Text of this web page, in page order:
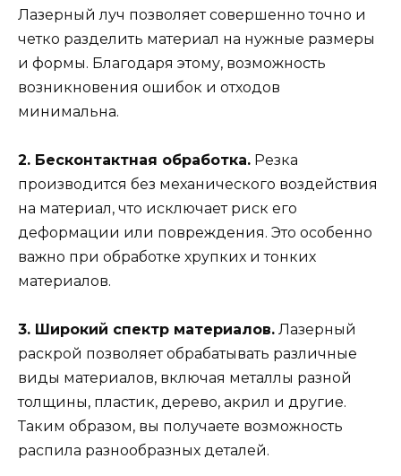
Лазерный луч позволяет совершенно точно и
четко разделить материал на нужные размеры
и формы. Благодаря этому, возможность
возникновения ошибок и отходов
минимальна.
2. Бесконтактная обработка. Резка
производится без механического воздействия
на материал, что исключает риск его
деформации или повреждения. Это особенно
важно при обработке хрупких и тонких
материалов.
3. Широкий спектр материалов. Лазерный
раскрой позволяет обрабатывать различные
виды материалов, включая металлы разной
толщины, пластик, дерево, акрил и другие.
Таким образом, вы получаете возможность
распила разнообразных деталей.